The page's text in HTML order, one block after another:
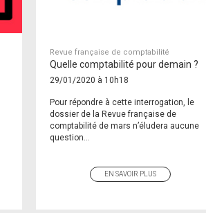
Revue française de comptabilité
Quelle comptabilité pour demain ?
29/01/2020 à 10h18
Pour répondre à cette interrogation, le
dossier de la Revue française de
comptabilité de mars n’éludera aucune
question...
EN SAVOIR PLUS